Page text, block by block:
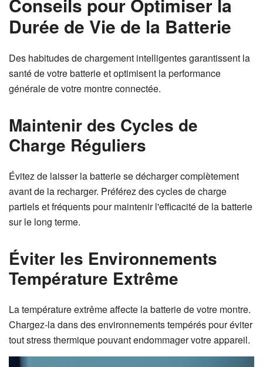
Durée de Vie de la Batterie
Des habitudes de chargement intelligentes garantissent la
santé de votre batterie et optimisent la performance
générale de votre montre connectée.
Maintenir des Cycles de
Charge Réguliers
Évitez de laisser la batterie se décharger complètement
avant de la recharger. Préférez des cycles de charge
partiels et fréquents pour maintenir l'efficacité de la batterie
sur le long terme.
Éviter les Environnements
Température Extrême
La température extrême affecte la batterie de votre montre.
Chargez-la dans des environnements tempérés pour éviter
tout stress thermique pouvant endommager votre appareil.